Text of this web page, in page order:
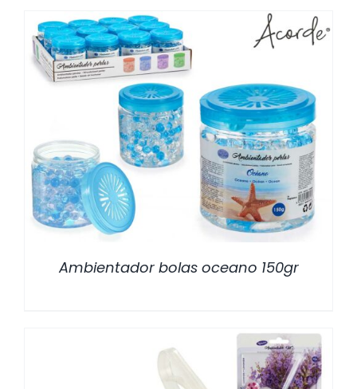
/ DETALLES
Ambientador bolas oceano 150gr